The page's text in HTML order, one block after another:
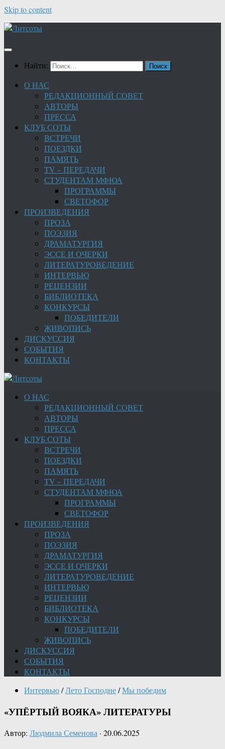
Skip to content
Найти:
О НАС
РЕДАКЦИОННЫЙ СОВЕТ
АВТОРЫ
ПРЕССА
КЛУБ СОТЫ
ВСТРЕЧИ
ПОЕЗДКИ
ПАМЯТЬ
TV – ПЕРЕДАЧИ
СТУДЕНТАМ МФЮА
ПРОГРАММЫ
СВЕТОФОР
ПРОИЗВЕДЕНИЯ
ПРОЗА
ПОЭЗИЯ
ДРАМАТУРГИЯ
ЭССЕ И ОЧЕРКИ
ЛИТЕРАТУРОВЕДЕНИЕ
ИНТЕРВЬЮ
РЕЦЕНЗИИ
БИБЛИОТЕКА
КОНКУРСЫ
ПОБЕДИТЕЛИ
ЖИВОПИСЬ
ДИСКУССИЯ
СОБЫТИЯ
КОНТАКТЫ
О НАС
РЕДАКЦИОННЫЙ СОВЕТ
АВТОРЫ
ПРЕССА
КЛУБ СОТЫ
ВСТРЕЧИ
ПОЕЗДКИ
ПАМЯТЬ
TV – ПЕРЕДАЧИ
СТУДЕНТАМ МФЮА
ПРОГРАММЫ
СВЕТОФОР
ПРОИЗВЕДЕНИЯ
ПРОЗА
ПОЭЗИЯ
ДРАМАТУРГИЯ
ЭССЕ И ОЧЕРКИ
ЛИТЕРАТУРОВЕДЕНИЕ
ИНТЕРВЬЮ
РЕЦЕНЗИИ
БИБЛИОТЕКА
КОНКУРСЫ
ПОБЕДИТЕЛИ
ЖИВОПИСЬ
ДИСКУССИЯ
СОБЫТИЯ
КОНТАКТЫ
Интервью/Лето Господне/Мы победим
«УПЁРТЫЙ ВОЯКА» ЛИТЕРАТУРЫ
Автор: Людмила Семенова · 20.06.2025